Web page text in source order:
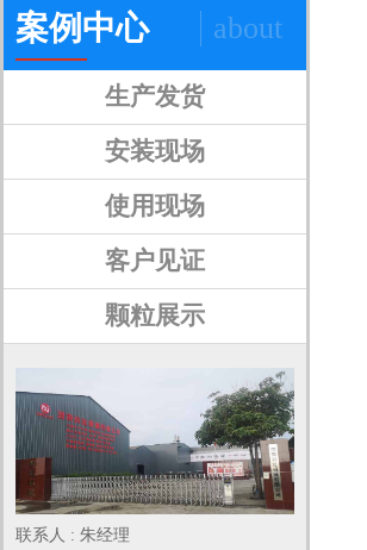
about
案例中心
生产发货
安装现场
使用现场
客户见证
颗粒展示
联系人 : 朱经理